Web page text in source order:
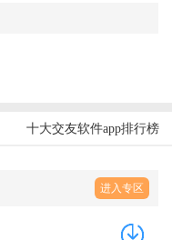
十大交友软件app排行榜
进入专区